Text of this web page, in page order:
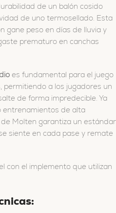
de un balón cosido
de uno termosellado. Esta
gane peso en días de lluvia y
prematuro en canchas
es fundamental para el juego
permitiendo a los jugadores un
de forma impredecible. Ya
entrenamientos de alta
Molten garantiza un estándar
siente en cada pase y remate
con el implemento que utilizan